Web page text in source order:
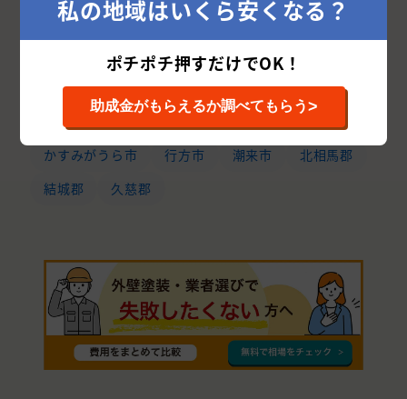
笠間市 神栖市 鹿嶋市
常陸太田市
筑西市 小美玉市
稲敷市
坂東市
猿島郡 桜川市 下妻市
鉾田市
常陸大宮市
かすみがうら市
行方市 潮来市
北相馬郡
結城郡
久慈郡
私の地域はいくら安くなる？
ポチポチ押すだけでOK！
助成金がもらえるか調べてもらう>